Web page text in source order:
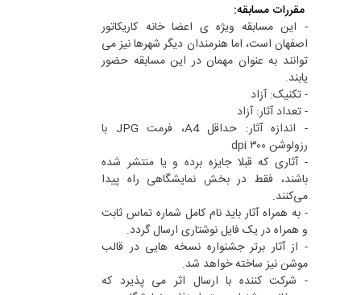
مقررات مسابقه:
- این مسابقه ویژه ی اعضا خانه کاریکاتور
اصفهان است، اما هنرمندان دیگر شهرها نیز می
توانند به عنوان مهمان در این مسابقه حضور
یابند.
- تکنیک: آزاد
- تعداد آثار: آزاد
- اندازه آثار: حداقل A4، فرمت JPG با
رزولوشن ۳۰۰ dpi
- آثاری که قبلا جایزه برده و یا منتشر شده
باشند، فقط در بخش نمایشگاهی راه پیدا
می‌کنند.
- به همراه آثار باید نام کامل شماره تماس ثابت
و همراه در یک فایل نوشتاری ارسال گردد.
- از آثار برتر جشنواره نسخه هایی در قالب
موشن نیز ساخته خواهد شد.
- شرکت کننده با ارسال اثر می پذیرد که